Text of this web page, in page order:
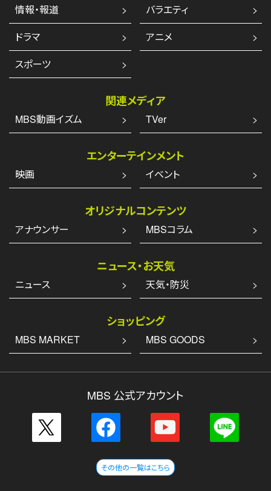
情報・報道
バラエティ
ドラマ
アニメ
スポーツ
関連メディア
MBS動画イズム TVer
エンターテインメント
映画 イベント
オリジナルコンテンツ
アナウンサー MBSコラム
ニュース・お天気
ニュース 天気・防災
ショッピング
MBS MARKET MBS GOODS
MBS 公式アカウント
その他の一覧はこちら